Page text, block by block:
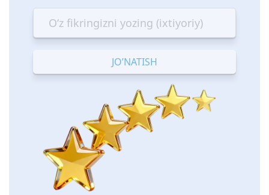
star
Terrible
stars
—
Bad
stars
—
OK
stars
—
Good
stars
—
Excellent